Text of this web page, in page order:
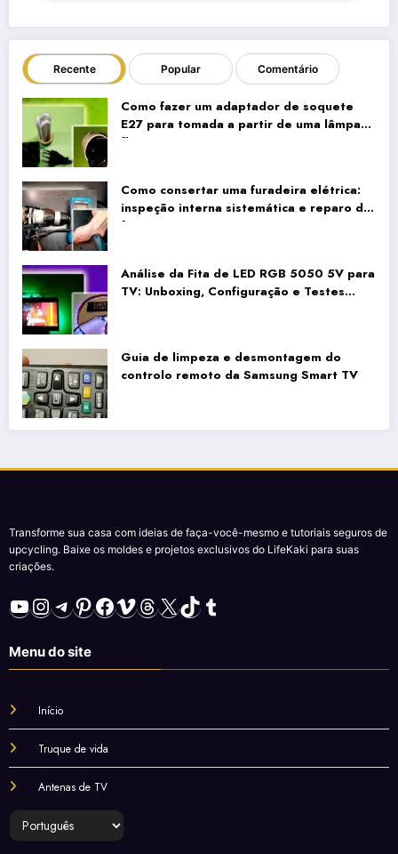
Recente Popular Comentário
Como fazer um adaptador de soquete
E27 para tomada a partir de uma lâmpada
fluorescente compacta antiga
Como consertar uma furadeira elétrica:
inspeção interna sistemática e reparo da
fiação
Análise da Fita de LED RGB 5050 5V para
TV: Unboxing, Configuração e Testes
Guia de limpeza e desmontagem do
controlo remoto da Samsung Smart TV
Transforme sua casa com ideias de faça-você-mesmo e tutoriais seguros de
upcycling. Baixe os moldes e projetos exclusivos do LifeKaki para suas
criações.
YouTube
Instagram
Telegram
Pinterest
Facebook
Vimeo
Threads
X TikTokTumblr
Menu do site
Início
Truque de vida
Antenas de TV
Escolha
um